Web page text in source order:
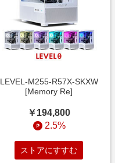
LEVEL-M255-R57X-SKXW
[Memory Re]
￥194,800
2.5%
ストアにすすむ